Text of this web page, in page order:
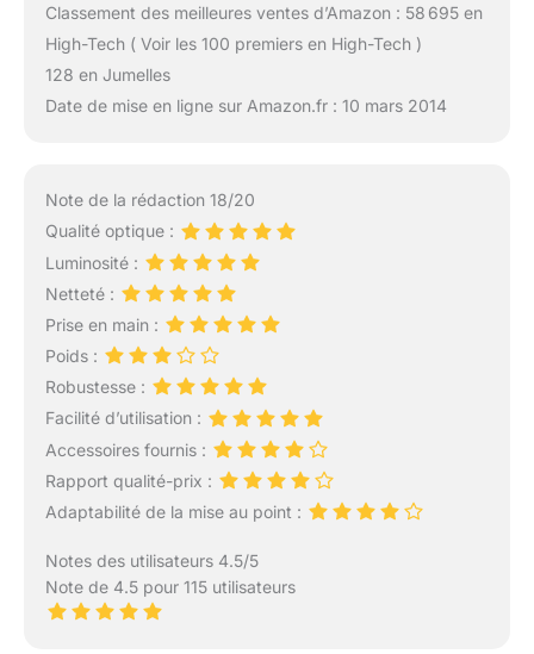
Classement des meilleures ventes d’Amazon : 58 695 en
High-Tech ( Voir les 100 premiers en High-Tech )
128 en Jumelles
Date de mise en ligne sur Amazon.fr : 10 mars 2014
Note de la rédaction 18/20
Qualité optique :
Luminosité :
Netteté :
Prise en main :
Poids :
Robustesse :
Facilité d’utilisation :
Accessoires fournis :
Rapport qualité-prix :
Adaptabilité de la mise au point :
Notes des utilisateurs 4.5/5
Note de 4.5 pour 115 utilisateurs